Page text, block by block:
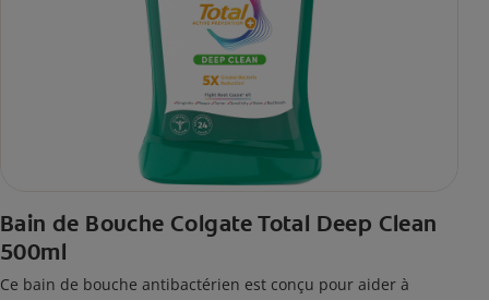
Bain de Bouche Colgate Total Deep Clean
500ml
Ce bain de bouche antibactérien est conçu pour aider à